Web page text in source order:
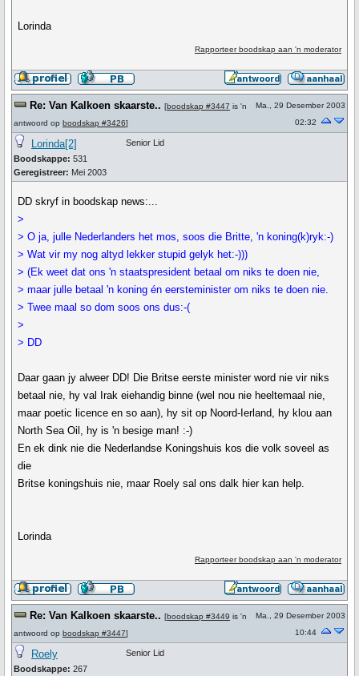
Lorinda
Rapporteer boodskap aan 'n moderator
Re: Van Kalkoen skaarste.. [boodskap #3447 is 'n
antwoord op boodskap #3426]
Ma., 29 Desember 2003
02:32
Lorinda[2]
Boodskappe: 531
Geregistreer: Mei 2003
Senior Lid
DD skryf in boodskap news:...
>
> O ja, julle Nederlanders het mos, soos die Britte, 'n koning(k)ryk:-)
> Wat vir my nog altyd lekker stupid gelyk het:-)))
> (Ek weet dat ons 'n staatspresident betaal om niks te doen nie,
> maar julle betaal 'n koning én eersteminister om niks te doen nie.
> Twee maal so dom soos ons dus:-(
>
> DD
Daar gaan jy alweer DD! Die Britse eerste minister word nie vir niks
betaal nie, hy val Irak eiehandig binne (wel nou nie heeltemaal nie,
maar poetic licence en so aan), hy sit op Noord-Ierland, hy klou aan
North Sea Oil, hy is 'n besige man! :-)
En ek dink nie die Nederlandse Koningshuis kos die volk soveel as
die
Britse koningshuis nie, maar Roely sal ons dalk hier kan help.
Lorinda
Rapporteer boodskap aan 'n moderator
Re: Van Kalkoen skaarste.. [boodskap #3449 is 'n
antwoord op boodskap #3447]
Ma., 29 Desember 2003
10:44
Roely
Boodskappe: 267
Senior Lid